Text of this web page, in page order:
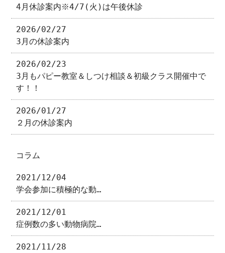
4月休診案内※4/7(火)は午後休診
2026/02/27
3月の休診案内
2026/02/23
3月もパピー教室＆しつけ相談＆初級クラス開催中で
す！！
2026/01/27
２月の休診案内
コラム
2021/12/04
学会参加に積極的な動…
2021/12/01
症例数の多い動物病院…
2021/11/28